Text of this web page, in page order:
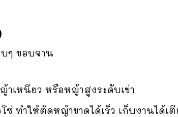
ๆ ขอบจาน
เหนียว หรือหญ้าสูงระดับเข่า
ทำให้ตัดหญ้าขาดได้เร็ว เก็บงานได้เ